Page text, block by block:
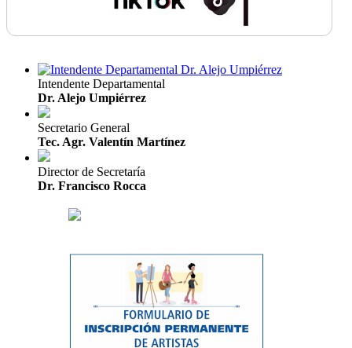
Intendente Departamental
Dr. Alejo Umpiérrez
Secretario General
Tec. Agr. Valentín Martínez
Director de Secretaría
Dr. Francisco Rocca